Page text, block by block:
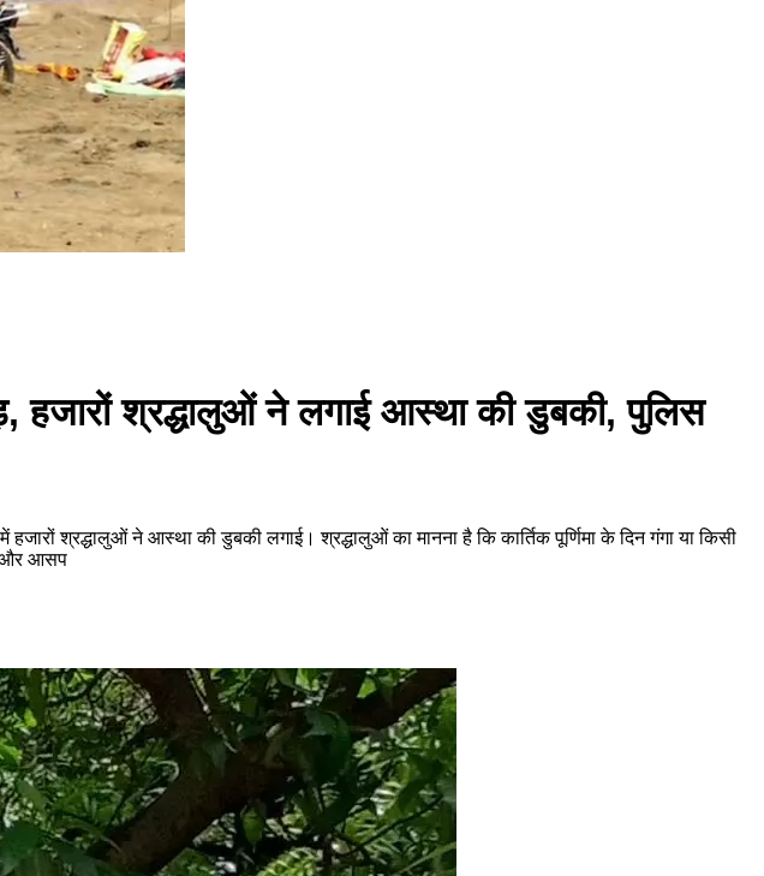
हजारों श्रद्धालुओं ने लगाई आस्था की डुबकी, पुलिस
श्रद्धालुओं ने आस्था की डुबकी लगाई। श्रद्धालुओं का मानना है कि कार्तिक पूर्णिमा के दिन गंगा या किसी
और आसप